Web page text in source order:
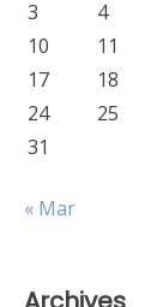
3
4
10
11
17
18
24
25
31
« Mar